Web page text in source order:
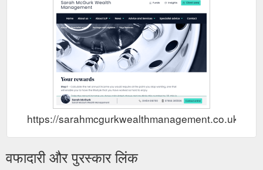
https://sarahmcgurkwealthmanagement.co.uk
वफादारी और पुरस्कार लिंक